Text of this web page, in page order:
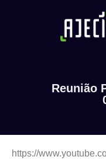
Reunião
https://